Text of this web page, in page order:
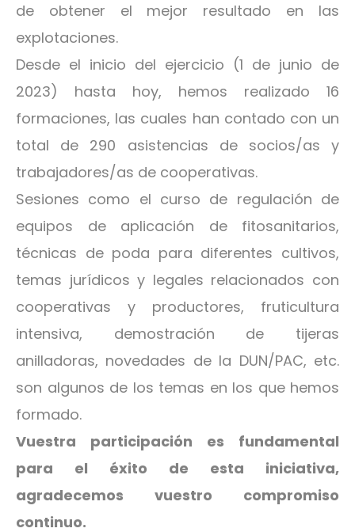
de obtener el mejor resultado en las
explotaciones.
Desde el inicio del ejercicio (1 de junio de
2023) hasta hoy, hemos realizado 16
formaciones, las cuales han contado con un
total de 290 asistencias de socios/as y
trabajadores/as de cooperativas.
Sesiones como el curso de regulación de
equipos de aplicación de fitosanitarios,
técnicas de poda para diferentes cultivos,
temas jurídicos y legales relacionados con
cooperativas y productores, fruticultura
intensiva, demostración de tijeras
anilladoras, novedades de la DUN/PAC, etc.
son algunos de los temas en los que hemos
formado.
Vuestra participación es fundamental
para el éxito de esta iniciativa,
agradecemos vuestro compromiso
continuo.